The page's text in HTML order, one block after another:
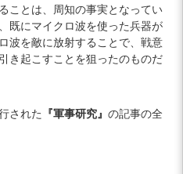
ことは、周知の事実となってい
既にマイクロ波を使った兵器が
波を敵に放射することで、戦意
き起こすことを狙ったのものだ
された 『軍事研究』 の記事の全